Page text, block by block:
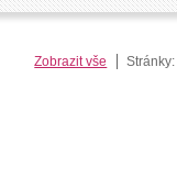
Zobrazit vše Stránky: